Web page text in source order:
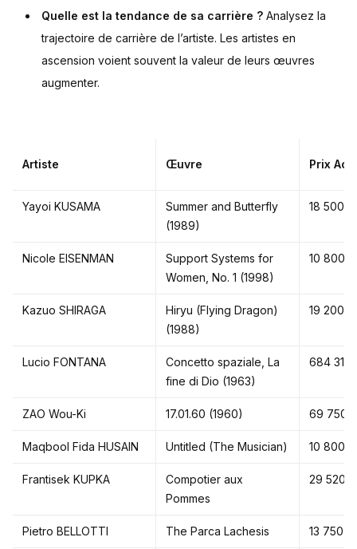
Quelle est la tendance de sa carrière ? Analysez la
trajectoire de carrière de l’artiste. Les artistes en
ascension voient souvent la valeur de leurs œuvres
augmenter.
Artiste Œuvre Prix
Yayoi KUSAMA
Summer and Butterfly
(1989)
18 500 $
Nicole EISENMAN
Support Systems for
Women, No. 1 (1998)
10 800 $
Kazuo SHIRAGA
Hiryu (Flying Dragon)
(1988)
19 200 $
Lucio FONTANA
Concetto spaziale, La
fine di Dio (1963)
684 310
ZAO Wou-Ki 17.01.60 (1960) 69 750 $
Maqbool Fida HUSAIN Untitled (The Musician) 10 800 $
Frantisek KUPKA
Compotier aux
Pommes
29 520 $
Pietro BELLOTTI The Parca Lachesis 13 750 $